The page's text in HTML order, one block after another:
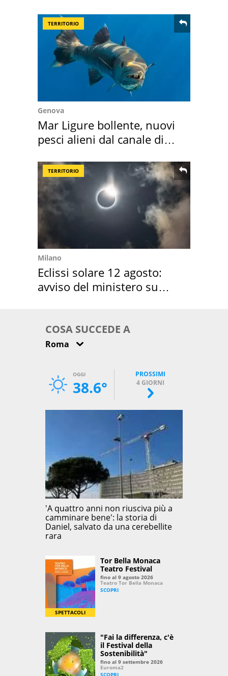
TERRITORIO
Genova
Mar Ligure bollente, nuovi
pesci alieni dal canale di
TERRITORIO
Milano
Eclissi solare 12 agosto:
avviso del ministero su